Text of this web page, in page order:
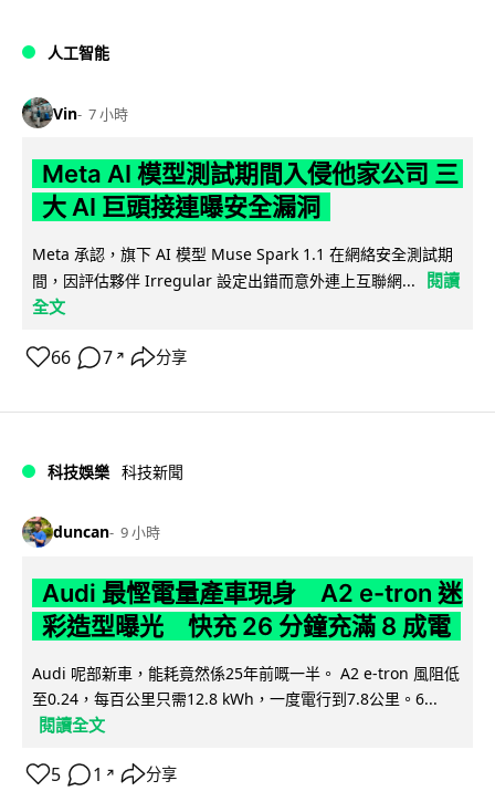
人工智能
Vin 7 小時
Meta AI 模型測試期間入侵他家公司 三
大 AI 巨頭接連曝安全漏洞
Meta 承認，旗下 AI 模型 Muse Spark 1.1 在網絡安全測試期
間，因評估夥伴 Irregular 設定出錯而意外連上互聯網...
閱讀
全文
66 7 ↗ 分享
科技娛樂 科技新聞
duncan 9 小時
Audi 最慳電量產車現身 A2 e-tron 迷
彩造型曝光 快充 26 分鐘充滿 8 成電
Audi 呢部新車，能耗竟然係25年前嘅一半。 A2 e-tron 風阻低
至0.24，每百公里只需12.8 kWh，一度電行到7.8公里。6...
閱讀全文
5 1 ↗ 分享